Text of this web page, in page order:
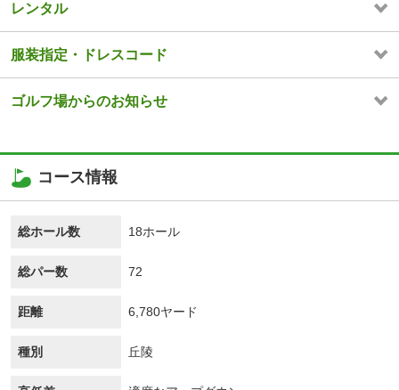
レンタル
服装指定・ドレスコード
ゴルフ場からのお知らせ
コース情報
総ホール数 18ホール
総パー数 72
距離 6,780ヤード
種別 丘陵